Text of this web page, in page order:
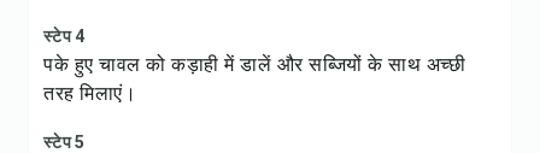
स्टेप 4
पके हुए चावल को कड़ाही में डालें और सब्जियों के साथ अच्छी
तरह मिलाएं।
स्टेप 5